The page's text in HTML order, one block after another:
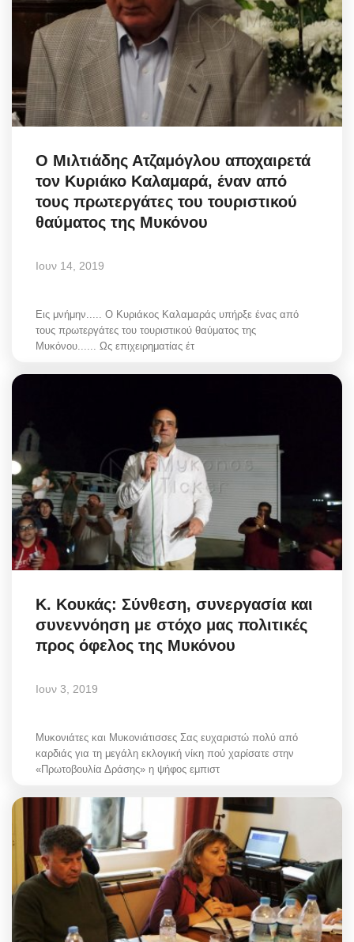
Ο Μιλτιάδης Ατζαμόγλου αποχαιρετά
τον Κυριάκο Καλαμαρά, έναν από
τους πρωτεργάτες του τουριστικού
θαύματος της Μυκόνου
Ιουν 14, 2019
Εις μνήμην..... Ο Κυριάκος Καλαμαράς υπήρξε ένας από
τους πρωτεργάτες του τουριστικού θαύματος της
Μυκόνου...... Ως επιχειρηματίας έτ
Κ. Κουκάς: Σύνθεση, συνεργασία και
συνεννόηση με στόχο μας πολιτικές
προς όφελος της Μυκόνου
Ιουν 3, 2019
Μυκονιάτες και Μυκονιάτισσες Σας ευχαριστώ πολύ από
καρδιάς για τη μεγάλη εκλογική νίκη πού χαρίσατε στην
«Πρωτοβουλία Δράσης» η ψήφος εμπιστ